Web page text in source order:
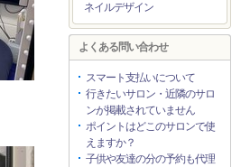
ネイルデザイン
よくある問い合わせ
スマート支払いについて
行きたいサロン・近隣のサロ
ンが掲載されていません
ポイントはどこのサロンで使
えますか？
子供や友達の分の予約も代理